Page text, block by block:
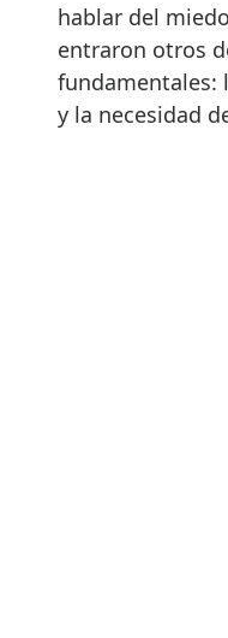
hablar del
entraron otros
fundamentales:
y la necesidad